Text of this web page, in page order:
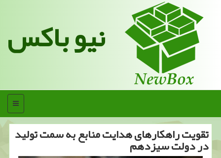
نیو باکس
منو
تقویت راهکارهای هدایت منابع به سمت تولید
در دولت سیزدهم